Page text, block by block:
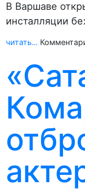
В Варшаве
инсталляции
читать...